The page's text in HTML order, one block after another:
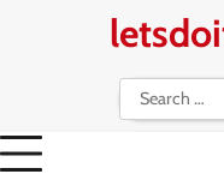
Search
for: